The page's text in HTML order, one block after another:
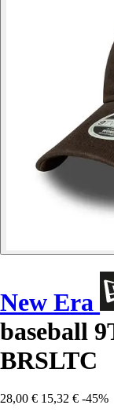
New Era
baseball
BRSLTC
28,00 € 15,32 € -45%